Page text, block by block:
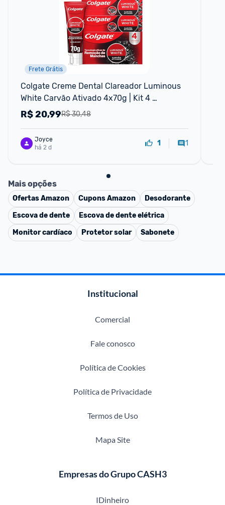
Frete Grátis
Colgate Creme Dental Clareador Luminous
White Carvão Ativado 4x70g | Kit 4
Unidades, Anticárie, Remove Manchas
R$ 30,48
R$20,99
Joyce
há 2 d
1 1
Mais opções
OfertasAmazon CuponsAmazon
Desodorante
Escova de dente
Escova de dente elétrica
Monitor cardíaco
Protetor solar Sabonete
Institucional
Comercial
Fale conosco
Política de Cookies
Política de Privacidade
Termos de Uso
Mapa Site
Empresas do Grupo CASH3
IDinheiro